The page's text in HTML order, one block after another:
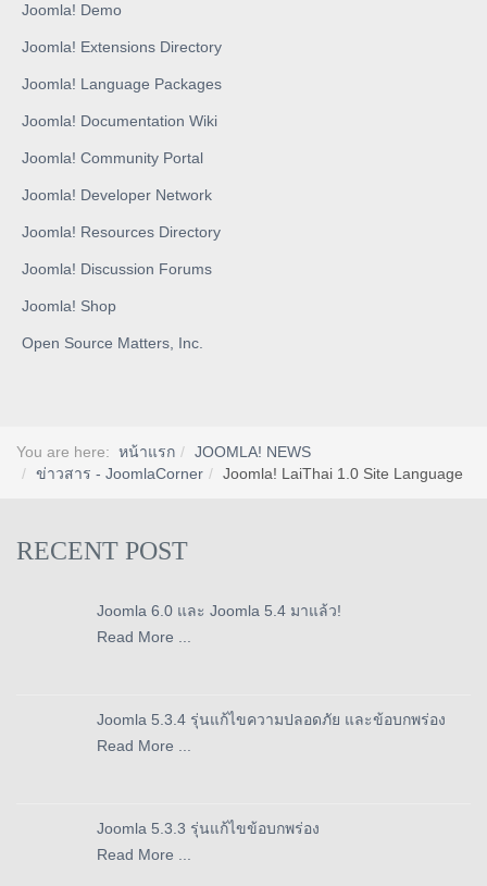
Joomla! Demo
Joomla! Extensions Directory
Joomla! Language Packages
Joomla! Documentation Wiki
Joomla! Community Portal
Joomla! Developer Network
Joomla! Resources Directory
Joomla! Discussion Forums
Joomla! Shop
Open Source Matters, Inc.
You are here: หน้าแรก
JOOMLA! NEWS
ข่าวสาร - JoomlaCorner
Joomla! LaiThai 1.0 Site Language
RECENT POST
Joomla 6.0 และ Joomla 5.4 มาแล้ว!
Read More ...
Joomla 5.3.4 รุ่นแก้ไขความปลอดภัย และข้อบกพร่อง
Read More ...
Joomla 5.3.3 รุ่นแก้ไขข้อบกพร่อง
Read More ...